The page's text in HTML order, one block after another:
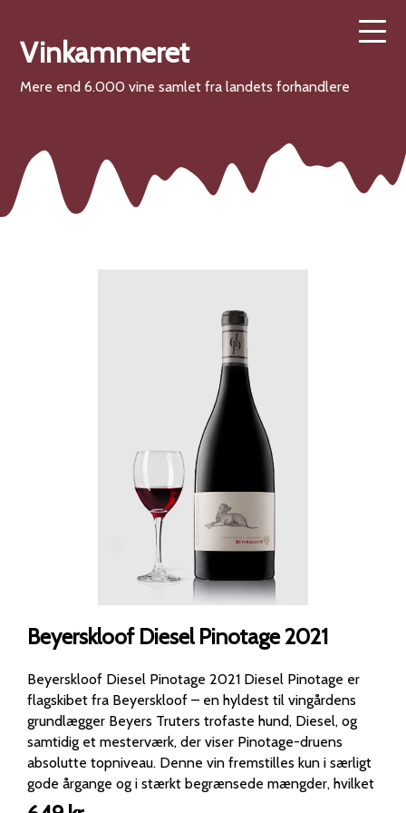
Vinkammeret
Mere end 6.000 vine samlet fra landets forhandlere
Beyerskloof Diesel Pinotage 2021
Beyerskloof Diesel Pinotage 2021 Diesel Pinotage er
flagskibet fra Beyerskloof – en hyldest til vingårdens
grundlægger Beyers Truters trofaste hund, Diesel, og
samtidig et mesterværk, der viser Pinotage-druens
absolutte topniveau. Denne vin fremstilles kun i særligt
gode årgange og i stærkt begrænsede mængder, hvilket
gør den til en sjældenhed blandt vinelskere. I glasset